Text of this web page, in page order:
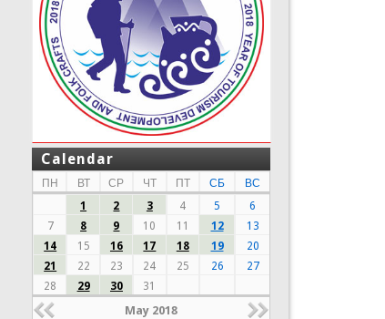
Calendar
ПН ВТ СР ЧТ ПТ СБ
ВС
1
2 3 4 5
6
7
8 9 10 11 12
13
14
15 16 17 18 19
20
21
22 23 24 25 26
27
28
29 30 31
May 2018